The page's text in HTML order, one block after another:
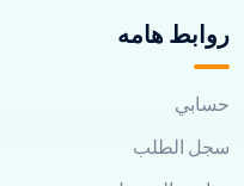
روابط هامه
حسابي
سجل الطلب